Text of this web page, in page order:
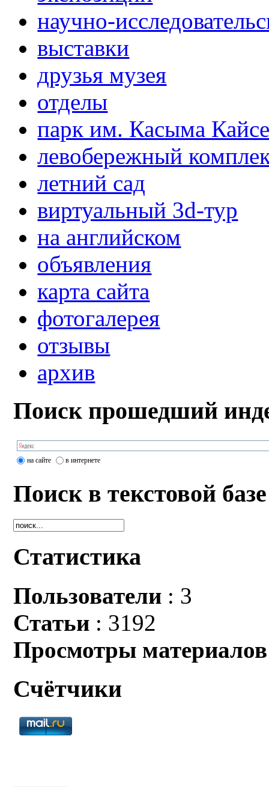
научно-
выставки
друзья музея
отделы
парк им. Касыма
левобережный
летний сад
виртуальный 3d-тур
на английском
объявления
карта сайта
фотогалерея
отзывы
архив
Поиск прошедший
на сайте в интернете
Поиск в текстовой базе
Статистика
Пользователи : 3
Статьи : 3192
Просмотры материалов
Счётчики